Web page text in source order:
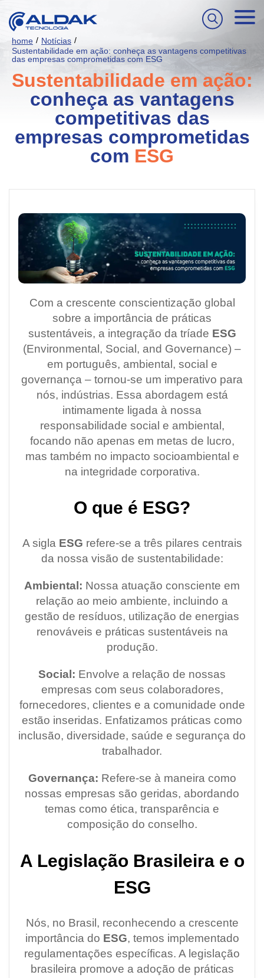
home / Notícias /
Sustentabilidade em ação: conheça as vantagens competitivas
das empresas comprometidas com ESG
Sustentabilidade em ação:
conheça as vantagens
competitivas das
empresas comprometidas
com ESG
Com a crescente conscientização global
sobre a importância de práticas
sustentáveis, a integração da tríade ESG
(Environmental, Social, and Governance) –
em português, ambiental, social e
governança – tornou-se um imperativo para
nós, indústrias. Essa abordagem está
intimamente ligada à nossa
responsabilidade social e ambiental,
focando não apenas em metas de lucro,
mas também no impacto socioambiental e
na integridade corporativa.
O que é ESG?
A sigla ESG refere-se a três pilares centrais
da nossa visão de sustentabilidade:
Ambiental: Nossa atuação consciente em
relação ao meio ambiente, incluindo a
gestão de resíduos, utilização de energias
renováveis e práticas sustentáveis na
produção.
Social: Envolve a relação de nossas
empresas com seus colaboradores,
fornecedores, clientes e a comunidade onde
estão inseridas. Enfatizamos práticas como
inclusão, diversidade, saúde e segurança do
trabalhador.
Governança: Refere-se à maneira como
nossas empresas são geridas, abordando
temas como ética, transparência e
composição do conselho.
A Legislação Brasileira e o
ESG
Nós, no Brasil, reconhecendo a crescente
importância do ESG, temos implementado
regulamentações específicas. A legislação
brasileira promove a adoção de práticas